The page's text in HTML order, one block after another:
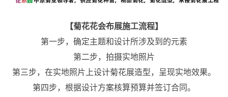
【菊花花会布展施工流程】
第一步，确定主题和设计所涉及到的元素
第二步，拍摄实地照片
第三步，在实地照片上设计菊花展造型，呈现实地效果。
第四步，根据设计方案核算预算并签订合同。